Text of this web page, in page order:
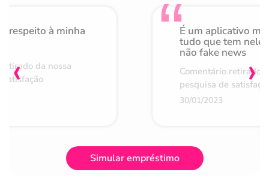
respeito à minha
da nossa
É um aplicativo
tudo que tem nele
não fake news
Comentário retirado
pesquisa de
30/01/2023
‹ ›
Simular empréstimo